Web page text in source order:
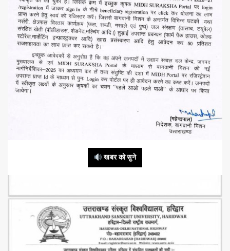
खबर को सुने